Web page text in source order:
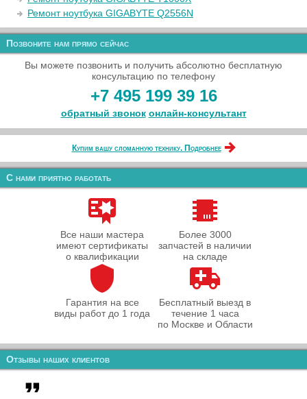
Ремонт ноутбука GIGABYTE Q2556N
Позвоните нам прямо сейчас
Вы можете позвонить и получить абсолютно бесплатную
консультацию по телефону
+7 495 199 39 16
обратный звонок онлайн‑консультант
Купим вашу сломанную технику. Подробнее
С нами приятно работать
Все наши мастера
имеют сертификаты
о квалификации
Более 3000
запчастей в наличии
на складе
Гарантия на все
виды работ до 1 года
Бесплатный выезд в
течение 1 часа
по Москве и Области
Отзывы наших клиентов